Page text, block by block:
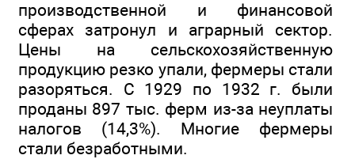
производственной и финансовой
сферах затронул и аграрный сектор.
Цены на сельскохозяйственную
продукцию резко упали, фермеры стали
разоряться. С 1929 по 1932 г. были
проданы 897 тыс. ферм из-за неуплаты
налогов (14,3%). Многие фермеры
стали безработными.